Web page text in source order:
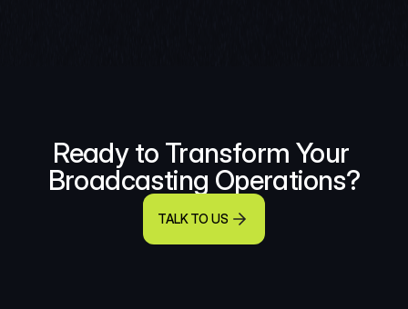
Ready to Transform Your
Broadcasting Operations?
TALK TO US